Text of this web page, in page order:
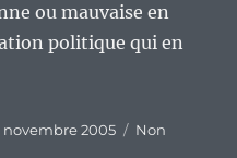
ou mauvaise en
politique qui en
2005 Catégories
Non